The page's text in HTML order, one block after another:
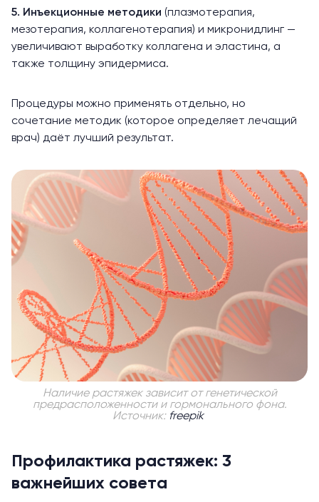
5. Инъекционные методики (плазмотерапия,
мезотерапия, коллагенотерапия) и микронидлинг —
увеличивают выработку коллагена и эластина, а
также толщину эпидермиса.
Процедуры можно применять отдельно, но
сочетание методик (которое определяет лечащий
врач) даёт лучший результат.
Наличие растяжек зависит от генетической
предрасположенности и гормонального фона.
Источник: freepik
Профилактика растяжек: 3
важнейших совета